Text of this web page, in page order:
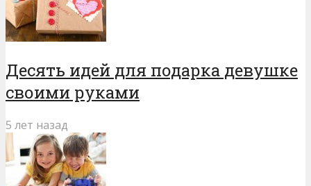
Десять идей для подарка девушке
своими руками
5 лет назад